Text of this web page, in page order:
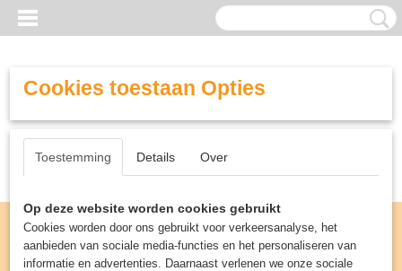
Cookies toestaan Opties
Toestemming Details Over
Op deze website worden cookies gebruikt
Cookies worden door ons gebruikt voor verkeersanalyse, het
aanbieden van sociale media-functies en het personaliseren van
informatie en advertenties. Daarnaast verlenen we onze sociale